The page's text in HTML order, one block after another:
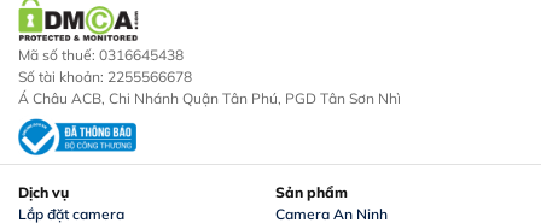
Dịch vụ
Lắp đặt camera
Sản phẩm
Camera An Ninh
Mã số thuế: 0316645438
Số tài khoản: 2255566678
Á Châu ACB, Chi Nhánh Quận Tân Phú, PGD Tân Sơn Nhì